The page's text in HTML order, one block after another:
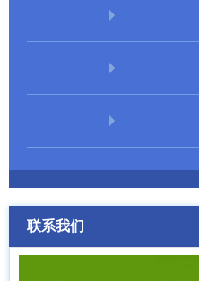
联系我们